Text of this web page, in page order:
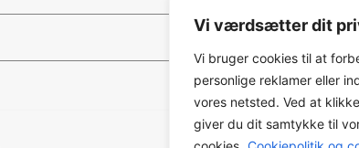
Vi værdsætter dit
Vi bruger cookies til at
personlige reklamer eller
vores netsted. Ved at
giver du dit samtykke til